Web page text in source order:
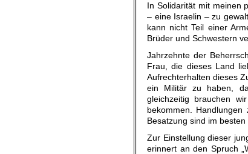
In Solidarität mit meinen
– eine Israelin – zu
kann nicht Teil einer
Brüder und Schwestern
Jahrzehnte der
Frau, die dieses Land
Aufrechterhalten dieses
ein Militär zu haben,
gleichzeitig brauchen
bekommen.
Besatzung sind im
Zur Einstellung dieser
erinnert an den Spruch